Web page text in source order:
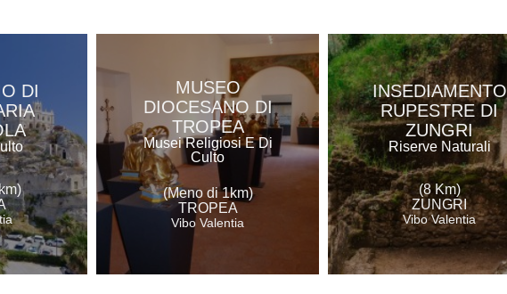
DI
MUSEO
DIOCESANO DI
TROPEA
Musei Religiosi E Di
Culto
(Meno di 1km)
TROPEA
Vibo Valentia
INSEDIAMENTO
RUPESTRE DI
ZUNGRI
Riserve Naturali
(8 Km)
ZUNGRI
Vibo Valentia